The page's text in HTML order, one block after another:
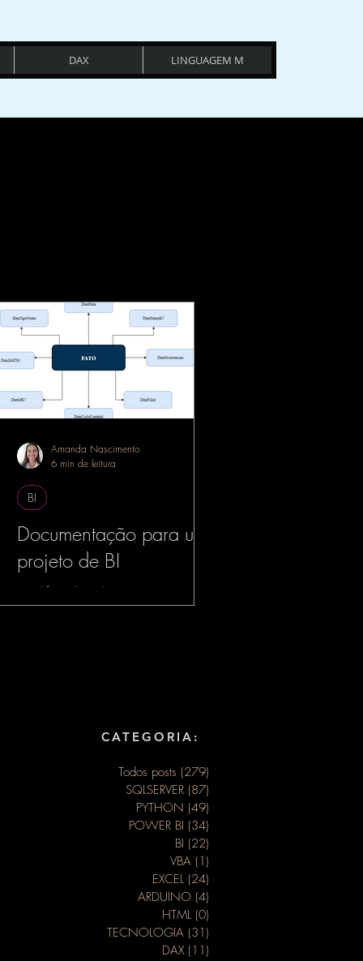
DAX LINGUAGEM M
Documentação para um
projeto de BI
simplificando a documentação para
projetos de BI
BI
Amanda Nascimento
6 min de leitura
CATEGORIA:
Todos posts (279)
SQLSERVER (87)
PYTHON (49)
POWER BI (34)
BI (22)
VBA (1)
EXCEL (24)
ARDUINO (4)
HTML (0)
TECNOLOGIA (31)
DAX (11)